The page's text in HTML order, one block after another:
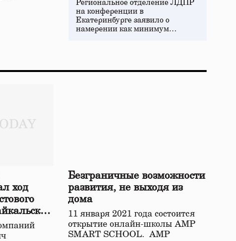
Региональное отделение ЛДПР
на конференции в
Екатеринбурге заявило о
намерении как минимум…
ход
Безграничные возможности
развития, не выходя из
дома
11 января 2021 года состоится
открытие онлайн-школы АМР
SMART SCHOOL. АМР